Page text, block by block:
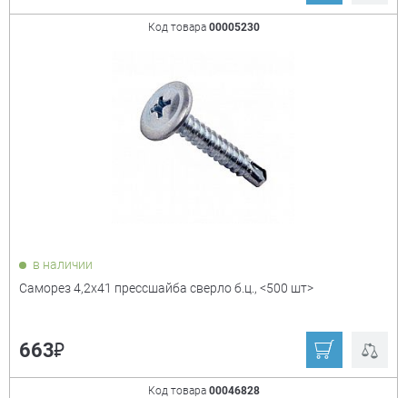
Код товара 00005230
в наличии
Саморез 4,2х41 прессшайба сверло б.ц., <500 шт>
663₽
Код товара 00046828